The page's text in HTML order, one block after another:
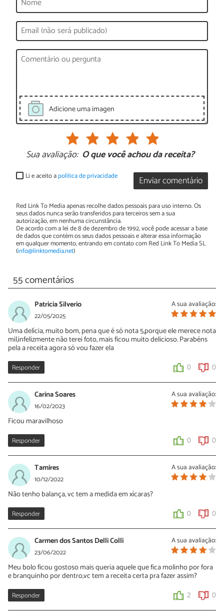
Adicione uma imagen
Sua avaliação: O que você achou da receita?
Enviar comentário
Li e aceito apolítica de privacidade
Red Link To Media apenas recolhe dados pessoais para uso interno. Os
seus dados nunca serão transferidos para terceiros sem a sua
autorização, em nenhuma circunstância.
De acordo com a lei de 8 de dezembro de 1992, você pode acessar a base
de dados que contém os seus dados pessoais e alterar essa informação
em qualquer momento, entrando em contato com Red Link To Media SL
(info@linktomedia.net)
55 comentários
A sua avaliação:
Patricia Silverio
22/05/2025
Uma delícia, muito bom, pena que é só nota 5,porque ele merece nota
mil,infelizmente não terei foto, mais ficou muito delicioso. Parabéns
pela a receita agora só vou fazer ela
Responder 0 0
A sua avaliação:
Carina Soares
16/02/2023
Ficou maravilhoso
Responder 0 0
A sua avaliação:
Tamires
10/12/2022
Não tenho balança, vc tem a medida em xícaras?
Responder 0 0
A sua avaliação:
Carmen dos Santos Delli Colli
23/06/2022
Meu bolo ficou gostoso mais queria aquele que fica molinho por fora
e branquinho por dentro,vc tem a receita certa pra fazer assim?
Responder 2 0